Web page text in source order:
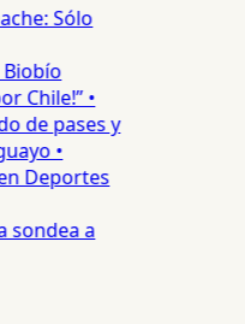
Sólo
Chile!” •
de pases y
•
Deportes
sondea a